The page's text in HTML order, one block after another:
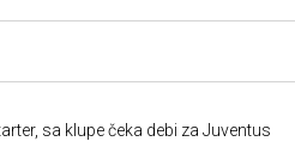
sa klupe čeka debi za Juventus